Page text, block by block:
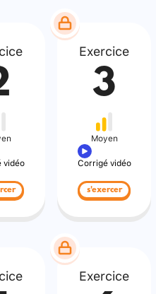
vidéo
Exercice
3
Moyen
Corrigé vidéo
s'exercer
Exercice